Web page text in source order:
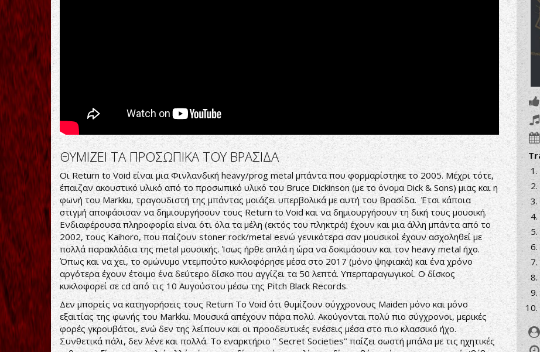
ΘΥΜΙΖΕΙ ΤΑ ΠΡΟΣΩΠΙΚΑ ΤΟΥ ΒΡΑΣΙΔΑ
Οι Return to Void είναι μια Φινλανδική heavy/prog metal μπάντα που φορμαρίστηκε το 2005. Μέχρι τότε,
έπαιζαν ακουστικό υλικό από το προσωπικό υλικό του Bruce Dickinson (με το όνομα Dick & Sons) μιας και η
φωνή του Markku, τραγουδιστή της μπάντας μοιάζει υπερβολικά με αυτή του Βρασίδα. Έτσι κάποια
στιγμή αποφάσισαν να δημιουργήσουν τους Return to Void και να δημιουργήσουν τη δική τους μουσική.
Ενδιαφέρουσα πληροφορία είναι ότι όλα τα μέλη (εκτός του πληκτρά) έχουν και μια άλλη μπάντα από το
2002, τους Kaihoro, που παίζουν stoner rock/metal eενώ γενικότερα σαν μουσικοί έχουν ασχοληθεί με
πολλά παρακλάδια της metal μουσικής. Ίσως ήρθε απλά η ώρα να δοκιμάσουν και τον heavy metal ήχο.
Όπως και να χει, το ομώνυμο ντεμπούτο κυκλοφόρησε μέσα στο 2017 (μόνο ψηφιακά) και ένα χρόνο
αργότερα έχουν έτοιμο ένα δεύτερο δίσκο που αγγίζει τα 50 λεπτά. Υπερπαραγωγικοί. Ο δίσκος
κυκλοφορεί σε cd από τις 10 Αυγούστου μέσω της Pitch Black Records.
Δεν μπορείς να κατηγορήσεις τους Return To Void ότι θυμίζουν σύγχρονους Maiden μόνο και μόνο
εξαιτίας της φωνής του Markku. Μουσικά απέχουν πάρα πολύ. Ακούγονται πολύ πιο σύγχρονοι, μερικές
φορές γκρουβάτοι, ενώ δεν της λείπουν και οι προοδευτικές ενέσεις μέσα στο πιο κλασσικό ήχο.
Συνθετικά πάλι, δεν λένε και πολλά. Το εναρκτήριο ‘’ Secret Societies’’ παίζει σωστή μπάλα με τις ηχητικές